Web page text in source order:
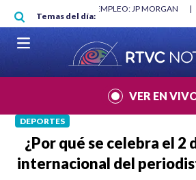
Pasar al contenido principal
Temas del día:
"HABLAR NO ES UN CRIMEN": CARTA
VER EN
DEPORTES
¿Por qué se celebra el 2
internacional del